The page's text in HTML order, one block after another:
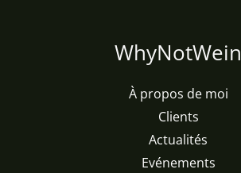
WhyNotWein
À propos de moi
Clients
Actualités
Evénements